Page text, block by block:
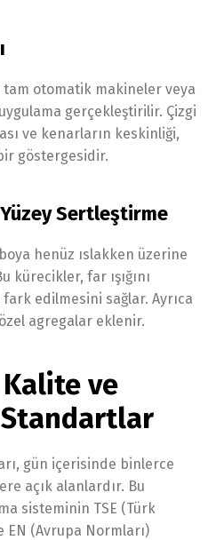
otomatik makineler veya
gerçekleştirilir. Çizgi
ve kenarların keskinliği,
göstergesidir.
Sertleştirme
henüz ıslakken üzerine
far ışığını
edilmesini sağlar. Ayrıca
agregalar eklenir.
Kalite ve
Standartlar
gün içerisinde binlerce
açık alanlardır. Bu
sisteminin TSE (Türk
EN (Avrupa Normları)